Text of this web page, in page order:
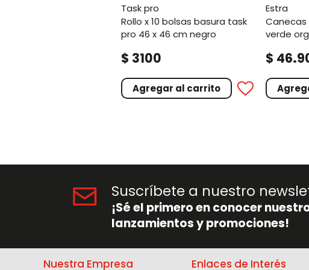
task pro
rollo x 10 bolsas basura task
pro 46 x 46 cm negro
$ 3100
Agregar al carrito
estra
canecas vaivén 10 litros
verde
$ 46.
Suscríbete a nuestro
¡Sé el primero en conocer
lanzamientos y promociones!
Nuestra Empresa Enlaces de Interés